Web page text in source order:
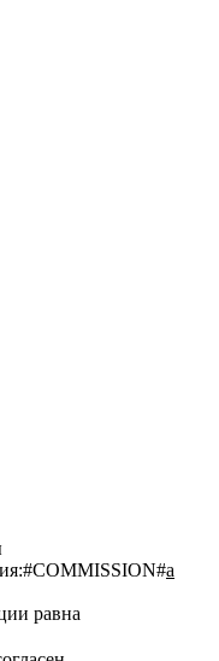
#COMMISSION#a
равна